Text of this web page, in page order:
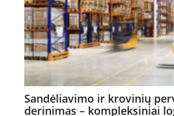
Sandėliavimo ir krovinių
derinimas – kompleksiniai